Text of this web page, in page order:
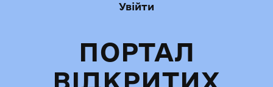
Увійти
ПОРТАЛ
ВІДКРИТИХ